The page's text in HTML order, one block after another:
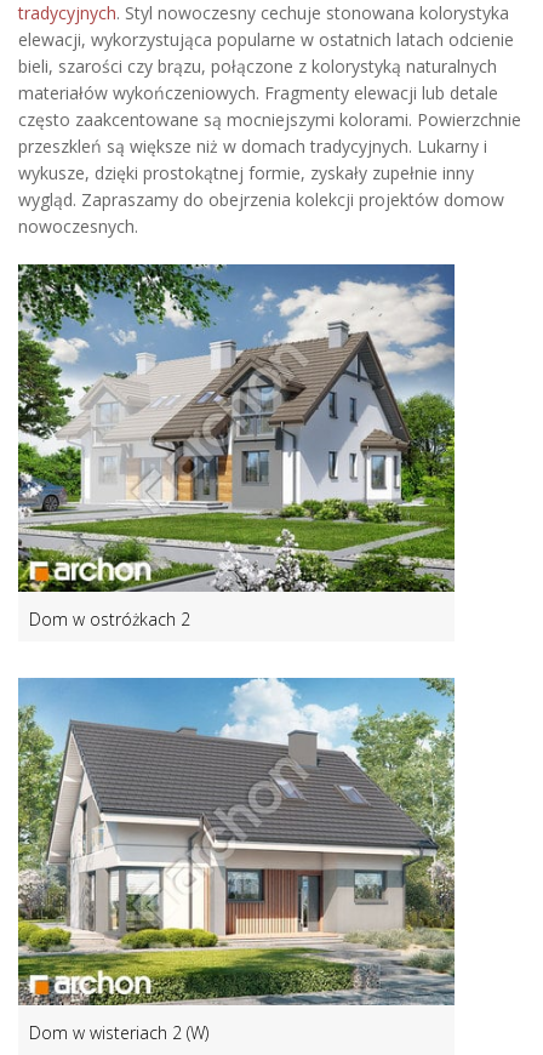
tradycyjnych. Styl nowoczesny cechuje stonowana kolorystyka
elewacji, wykorzystująca popularne w ostatnich latach odcienie
bieli, szarości czy brązu, połączone z kolorystyką naturalnych
materiałów wykończeniowych. Fragmenty elewacji lub detale
często zaakcentowane są mocniejszymi kolorami. Powierzchnie
przeszkleń są większe niż w domach tradycyjnych. Lukarny i
wykusze, dzięki prostokątnej formie, zyskały zupełnie inny
wygląd. Zapraszamy do obejrzenia kolekcji projektów domow
nowoczesnych.
Dom w ostróżkach 2
Dom w wisteriach 2 (W)